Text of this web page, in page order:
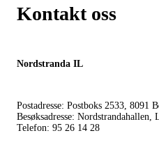
Kontakt oss
Nordstranda IL
Postadresse: Postboks 2533, 8091
Besøksadresse: Nordstrandahallen,
Telefon: 95 26 14 28